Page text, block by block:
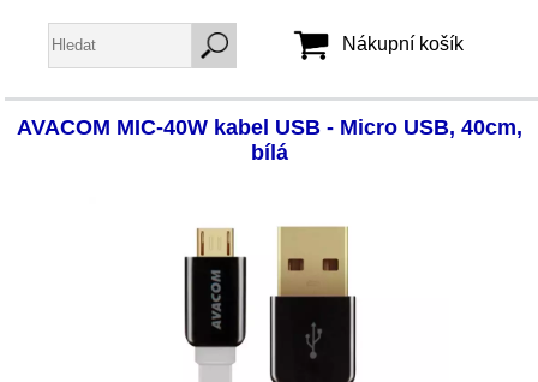
Jméno:
Zapomenuté heslo
Nákupní košík
AVACOM MIC-40W kabel USB - Micro USB, 40cm,
bílá